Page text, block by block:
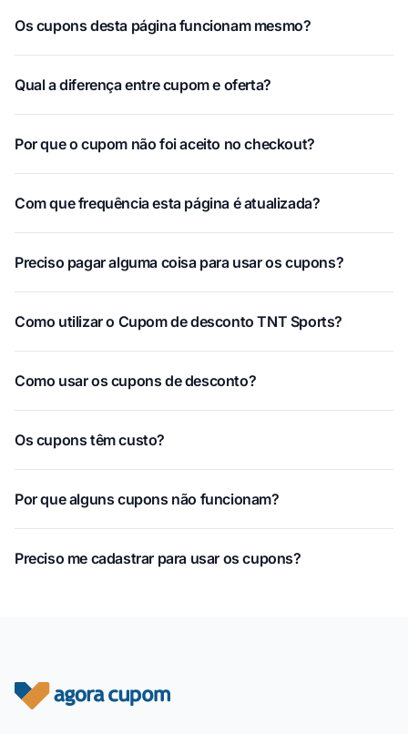
Os cupons desta página funcionam mesmo?
Qual a diferença entre cupom e oferta?
Por que o cupom não foi aceito no checkout?
Com que frequência esta página é atualizada?
Preciso pagar alguma coisa para usar os cupons?
Como utilizar o Cupom de desconto TNT Sports?
Como usar os cupons de desconto?
Os cupons têm custo?
Por que alguns cupons não funcionam?
Preciso me cadastrar para usar os cupons?
Rodapé do site